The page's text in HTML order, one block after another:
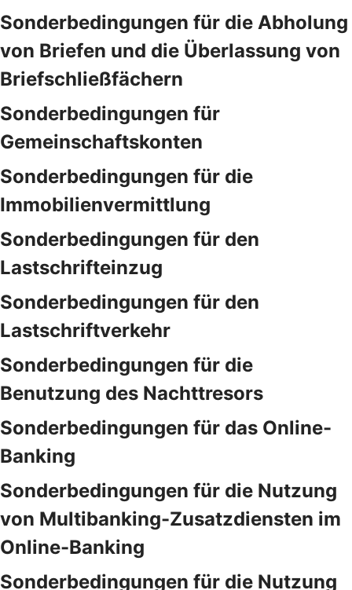
Sonderbedingungen für die Abholung
von Briefen und die Überlassung von
Briefschließfächern
Sonderbedingungen für
Gemeinschaftskonten
Sonderbedingungen für die
Immobilienvermittlung
Sonderbedingungen für den
Lastschrifteinzug
Sonderbedingungen für den
Lastschriftverkehr
Sonderbedingungen für die
Benutzung des Nachttresors
Sonderbedingungen für das Online-
Banking
Sonderbedingungen für die Nutzung
von Multibanking-Zusatzdiensten im
Online-Banking
Sonderbedingungen für die Nutzung